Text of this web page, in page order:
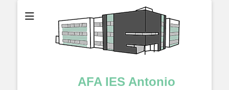
AFA IES Antonio